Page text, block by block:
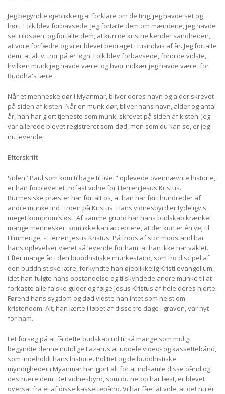
Jeg begyndte øjeblikkelig at forklare om de ting, jeg havde set og
hørt. Folk blev forbavsede. Jeg fortalte dem om mændene, jeg havde
set i ildsøen, og fortalte dem, at kun de kristne kender sandheden,
at vore forfædre og vi er blevet bedraget i tusindvis af år. Jeg fortalte
dem, at alt vi tror på er løgn. Folk blev forbavsede, fordi de vidste,
hvilken munk jeg havde været og hvor nidkær jeg havde været for
Buddha's lære.
Når et menneske dør i Myanmar, bliver deres navn og alder skrevet
på siden af kisten. Når en munk dør, bliver hans navn, alder og antal
år, han har gjort tjeneste som munk, skrevet på siden af kisten. Jeg
var allerede blevet registreret som død, men som du kan se, er jeg
nu levende!
Efterskrift
Siden "Paul som kom tilbage til livet" oplevede ovennævnte historie,
er han forblevet et trofast vidne for Herren Jesus Kristus.
Burmesiske præster har fortalt os, at han har ført hundreder af
andre munke ind i troen på Kristus. Hans vidnesbyrd er tydeligvis
meget kompromisløst. Af samme grund har hans budskab krænket
mange mennesker, som ikke kan acceptere, at der kun er én vej til
Himmeriget - Herren Jesus Kristus. På trods af stor modstand har
hans oplevelser været så levende for ham, at han ikke har vaklet.
Efter mange år i den buddhistiske munkestand, som tro discipel af
den buddhistiske lære, forkyndte han øjeblikkelig Kristi evangelium,
idet han fulgte hans opstandelse og tilskyndede andre munke til at
forkaste alle falske guder og følge Jesus Kristus af hele deres hjerte.
Førend hans sygdom og død vidste han intet som helst om
kristendom. Alt, han lærte i løbet af disse tre dage i graven, var nyt
for ham.
I et forsøg på at få dette budskab ud til så mange som muligt
begyndte denne nutidige Lazarus at uddele video- og kassettebånd,
som indeholdt hans historie. Politiet og de buddhistiske
myndigheder i Myanmar har gjort alt for at indsamle disse bånd og
destruere dem. Det vidnesbyrd, som du netop har læst, er blevet
oversat fra et af disse kassettebånd. Vi har fået at vide, at det nu er